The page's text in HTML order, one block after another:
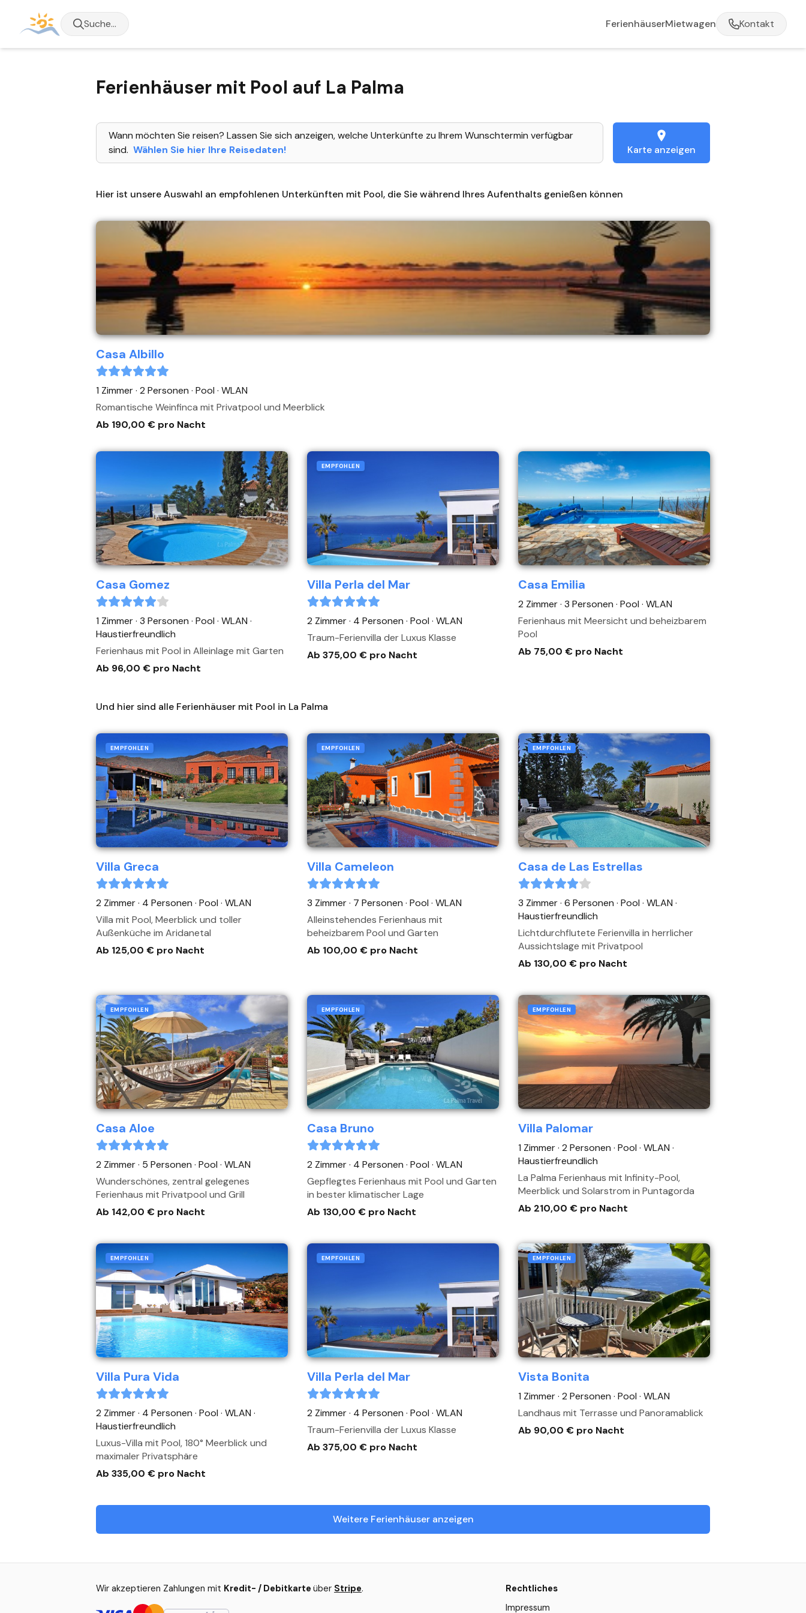
Ferienhäuser mit Pool auf La Palma
Wann möchten Sie reisen? Lassen Sie sich anzeigen, welche Unterkünfte zu Ihrem Wunschtermin verfügbar
sind. Wählen Sie hier Ihre Reisedaten! Karte anzeigen
Hier ist unsere Auswahl an empfohlenen Unterkünften mit Pool, die Sie während Ihres Aufenthalts genießen können
Casa Albillo
1 Zimmer · 2 Personen · Pool · WLAN
Romantische Weinfinca mit Privatpool und Meerblick
Ab 190,00 € pro Nacht
Casa Gomez
1 Zimmer · 3 Personen · Pool · WLAN ·
Haustierfreundlich
Ferienhaus mit Pool in Alleinlage mit Garten
Ab 96,00 € pro Nacht
EMPFOHLEN
Villa Perla del Mar
2 Zimmer · 4 Personen · Pool · WLAN
Traum-Ferienvilla der Luxus Klasse
Ab 375,00 € pro Nacht
Casa Emilia
2 Zimmer · 3 Personen · Pool · WLAN
Ferienhaus mit Meersicht und beheizbarem
Pool
Ab 75,00 € pro Nacht
Und hier sind alle Ferienhäuser mit Pool in La Palma
EMPFOHLEN
Villa Greca
2 Zimmer · 4 Personen · Pool · WLAN
Villa mit Pool, Meerblick und toller
Außenküche im Aridanetal
Ab 125,00 € pro Nacht
EMPFOHLEN
Villa Cameleon
3 Zimmer · 7 Personen · Pool · WLAN
Alleinstehendes Ferienhaus mit
beheizbarem Pool und Garten
Ab 100,00 € pro Nacht
EMPFOHLEN
Casa de Las Estrellas
3 Zimmer · 6 Personen · Pool · WLAN ·
Haustierfreundlich
Lichtdurchflutete Ferienvilla in herrlicher
Aussichtslage mit Privatpool
Ab 130,00 € pro Nacht
EMPFOHLEN
Casa Aloe
2 Zimmer · 5 Personen · Pool · WLAN
Wunderschönes, zentral gelegenes
Ferienhaus mit Privatpool und Grill
Ab 142,00 € pro Nacht
EMPFOHLEN
Casa Bruno
2 Zimmer · 4 Personen · Pool · WLAN
Gepflegtes Ferienhaus mit Pool und Garten
in bester klimatischer Lage
Ab 130,00 € pro Nacht
EMPFOHLEN
Villa Palomar
1 Zimmer · 2 Personen · Pool · WLAN ·
Haustierfreundlich
La Palma Ferienhaus mit Infinity-Pool,
Meerblick und Solarstrom in Puntagorda
Ab 210,00 € pro Nacht
EMPFOHLEN
Villa Pura Vida
2 Zimmer · 4 Personen · Pool · WLAN ·
Haustierfreundlich
Luxus-Villa mit Pool, 180° Meerblick und
maximaler Privatsphäre
Ab 335,00 € pro Nacht
EMPFOHLEN
Villa Perla del Mar
2 Zimmer · 4 Personen · Pool · WLAN
Traum-Ferienvilla der Luxus Klasse
Ab 375,00 € pro Nacht
EMPFOHLEN
Vista Bonita
1 Zimmer · 2 Personen · Pool · WLAN
Landhaus mit Terrasse und Panoramablick
Ab 90,00 € pro Nacht
Weitere Ferienhäuser anzeigen
Wir akzeptieren Zahlungen mit Kredit- / Debitkarte über Stripe.
Rechtliches
Impressum
Suche... FerienhäuserMietwagen Kontakt